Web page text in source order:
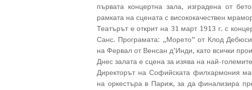
първата концертна зала, изградена от
рамката на сцената с висококачествен
Театърът е открит на 31 март 1913 г. с
Санс. Програмата: „Морето” от Клод
на Фервал от Венсан д’Инди, като всички
Днес залата е сцена за изява на най-
Директорът на Софийската филхармония
на оркестъра в Париж, за да финализира